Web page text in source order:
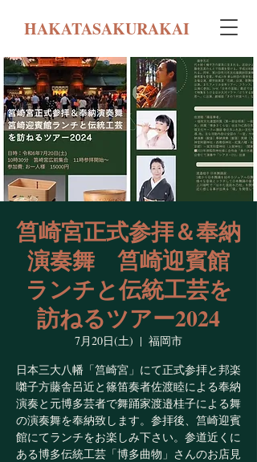
HAKATASAKURAKAI
筥崎宮正式参拝＆奉納
演奏舞 筥崎迎賓館
ランチと伝統工芸を
訪ねるツアー2024
7月20日(土)
  |
福岡市
日本三大八幡「筥崎宮」にて正式参拝と邦楽
囃子方藤舎呂近と篠笛奏者佐渡睦による奉納
演奏と元博多芸者で舞踊家渡邉桂子による舞
の演奏舞を奉納致します。参拝後、筥崎迎賓
館にてランチをお楽しみ下さい。参道近くに
ある博多伝統工芸「博多曲物」さんのお店見